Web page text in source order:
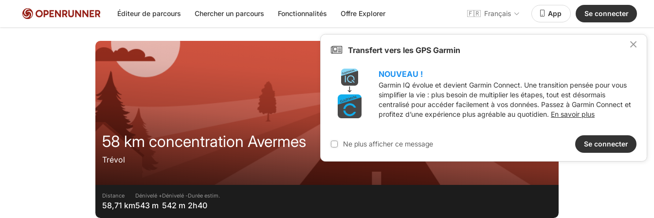
Éditeur de parcours Chercher un parcours Fonctionnalités Offre Explorer 🇫🇷 Français App Se connecter
58 km concentration Avermes
Trévol
Distance
58,71 km
Dénivelé +
543 m
Dénivelé -
542 m
Durée estim.
2h40
Transfert vers les GPS Garmin
NOUVEAU !
Garmin IQ évolue et devient Garmin Connect. Une transition pensée pour vous
simplifier la vie : plus besoin de multiplier les étapes, tout est désormais
centralisé pour accéder facilement à vos données. Passez à Garmin Connect et
profitez d’une expérience plus agréable au quotidien. En savoir plus
Ne plus afficher ce message Se connecter